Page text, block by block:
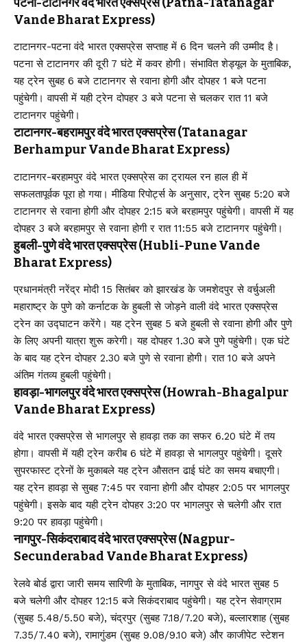
Vande Bharat Express)
टाटानगर-पटना वंदे भारत एक्सप्रेस सप्ताह में 6 दिन चलने की उम्मीद है।
पटना से टाटानगर की दूरी 7 घंटे में कवर होगी। संभावित शेड्यूल के मुताबिक,
यह ट्रेन सुबह 6 बजे टाटानगर से रवाना होगी और दोपहर 1 बजे पटना
पहुंचेगी। वापसी में यही ट्रेन दोपहर 3 बजे पटना से चलकर रात 11 बजे
टाटानगर पहुंचेगी।
टाटानगर-बहरामपुर वंदे भारत एक्सप्रेस (Tatanagar
Berhampur Vande Bharat Express)
टाटानगर-बरहामपुर वंदे भारत एक्सप्रेस का ट्रायल रन हाल ही में
सफलतापूर्वक पूरा हो गया। मीडिया रिपोर्ट्स के अनुसार, ट्रेन सुबह 5:20 बजे
टाटानगर से रवाना होगी और दोपहर 2:15 बजे बरहामपुर पहुंचेगी। वापसी में यह
दोपहर 3 बजे बरहामपुर से रवाना होगी र रात 11:55 बजे टाटानगर पहुंचेगी।
हुबली-पुणे वंदे भारत एक्सप्रेस (Hubli-Pune Vande
Bharat Express)
प्रधानमंत्री नरेंद्र मोदी 15 सितंबर को झारखंड के जमशेदपुर से वर्चुअली
महाराष्ट्र के पुणे को कर्नाटक के हुबली से जोड़ने वाली वंदे भारत एक्सप्रेस
ट्रेन का उद्घाटन करेंगे। यह ट्रेन सुबह 5 बजे हुबली से रवाना होगी और पुणे
के लिए अपनी यात्रा शुरू करेगी। यह दोपहर 1.30 बजे पुणे पहुंचेगी। एक घंटे
के बाद यह ट्रेन दोपहर 2.30 बजे पुणे से रवाना होगी। रात 10 बजे अपने
अंतिम गंतव्य हुबली पहुंचेगी।
हावड़ा-भागलपुर वंदे भारत एक्सप्रेस (Howrah-Bhagalpur
Vande Bharat Express)
वंदे भारत एक्सप्रेस से भागलपुर से हावड़ा तक का सफर 6.20 घंटे में तय
होगा। वापसी में यही ट्रेन करीब 6 घंटे में हावड़ा से भागलपुर पहुंचेगी। दूसरे
सुपरफास्ट ट्रेनों के मुकाबले यह ट्रेन औसतन ढाई घंटे का समय बचाएगी।
यह ट्रेन हावड़ा से सुबह 7:45 पर रवाना होगी और दोपहर 2:05 पर भागलपुर
पहुंचेगी। इसके बाद यही ट्रेन दोपहर 3:20 पर भागलपुर से चलेगी और रात
9:20 पर हावड़ा पहुंचेगी।
नागपुर-सिकंदराबाद वंदे भारत एक्सप्रेस (Nagpur-
Secunderabad Vande Bharat Express)
रेलवे बोर्ड द्वारा जारी समय सारिणी के मुताबिक, नागपुर से वंदे भारत सुबह 5
बजे चलेगी और दोपहर 12:15 बजे सिकंदराबाद पहुंचेगी। यह ट्रेन सेवाग्राम
(सुबह 5.48/5.50 बजे), चंद्रपुर (सुबह 7.18/7.20 बजे), बल्लारशाह (सुबह
7.35/7.40 बजे), रामागुंडम (सुबह 9.08/9.10 बजे) और काजीपेट स्टेशन